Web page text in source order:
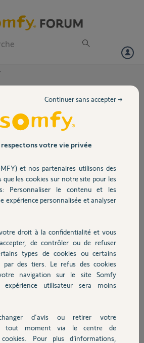
température
au service Somfy, pouvez vous ajouter le
la télécommande amy cuisine que j'avais
9753-8502 ? Je n'arrive pas à la remettre.
au fil de discussion
c'est à vous de l'appairer par votre
il y a 9 mois
respectons votre vie privée
et nos partenaires utilisons des
que les cookies sur notre site pour les
Personnaliser le contenu et les
expérience personnalisée et analyser
droit à la confidentialité et vous
de contrôler ou de refuser
types de cookies ou certains
par des tiers. Le refus des cookies
navigation sur le site Somfy
expérience utilisateur sera moins
d'avis ou retirer votre
tout moment via le centre de
Pour plus d’informations,
Continuer sans accepter →